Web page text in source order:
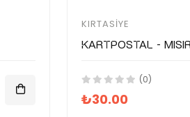
KIRTASIYE
Kartpostal -
(0)
₺30.00